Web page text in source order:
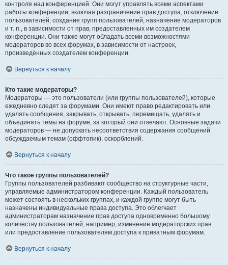
контроля над конференцией. Они могут управлять всеми аспектами
работы конференции, включая разграничение прав доступа, отключение
пользователей, создание групп пользователей, назначение модераторов
и т. п., в зависимости от прав, предоставленных им создателем
конференции. Они также могут обладать всеми возможностями
модераторов во всех форумах, в зависимости от настроек,
произведённых создателем конференции.
Вернуться к началу
Кто такие модераторы?
Модераторы — это пользователи (или группы пользователей), которые
ежедневно следят за форумами. Они имеют право редактировать или
удалять сообщения, закрывать, открывать, перемещать, удалять и
объединять темы на форуме, за который они отвечают. Основные задачи
модераторов — не допускать несоответствия содержания сообщений
обсуждаемым темам (оффтопик), оскорблений.
Вернуться к началу
Что такое группы пользователей?
Группы пользователей разбивают сообщество на структурные части,
управляемые администратором конференции. Каждый пользователь
может состоять в нескольких группах, и каждой группе могут быть
назначены индивидуальные права доступа. Это облегчает
администраторам назначение прав доступа одновременно большому
количеству пользователей, например, изменение модераторских прав
или предоставление пользователям доступа к приватным форумам.
Вернуться к началу